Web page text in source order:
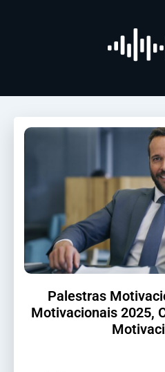
Palestras
Motivacionais 2025,